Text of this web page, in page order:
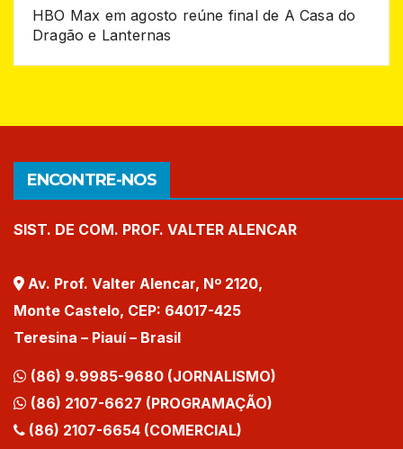
HBO Max em agosto reúne final de A Casa do
Dragão e Lanternas
ENCONTRE-NOS
SIST. DE COM. PROF. VALTER ALENCAR
Av. Prof. Valter Alencar, Nº 2120,
Monte Castelo, CEP: 64017-425
Teresina – Piauí – Brasil
(86) 9.9985-9680 (JORNALISMO)
(86) 2107-6627 (PROGRAMAÇÃO)
(86) 2107-6654 (COMERCIAL)